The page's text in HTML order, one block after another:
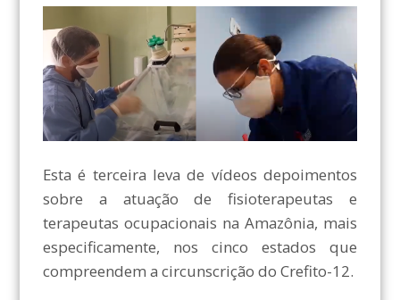
Esta é terceira leva de vídeos depoimentos
sobre a atuação de fisioterapeutas e
terapeutas ocupacionais na Amazônia, mais
especificamente, nos cinco estados que
compreendem a circunscrição do Crefito-12.